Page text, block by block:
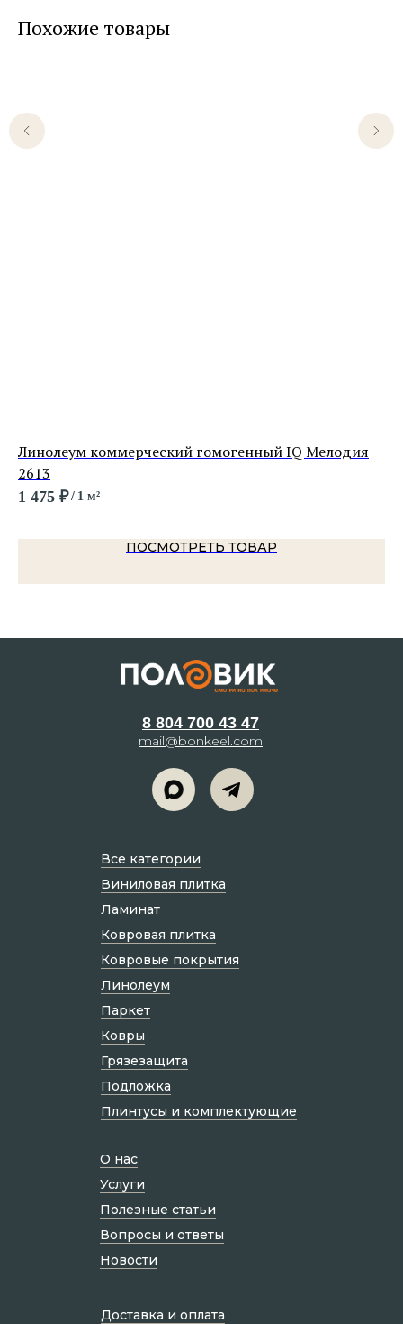
Похожие товары
Линолеум коммерческий гомогенный IQ Мелодия
2613
1 475 ₽/ 1 м²
ПОСМОТРЕТЬ ТОВАР
8 804 700 43 47
mail@bonkeel.com
О нас
Услуги
Полезные статьи
Вопросы и ответы
Новости
Доставка и оплата
Все категории
Виниловая плитка
Ламинат
Ковровая плитка
Ковровые покрытия
Линолеум
Паркет
Ковры
Грязезащита
Подложка
Плинтусы и комплектующие